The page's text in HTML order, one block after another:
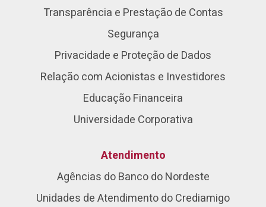
Transparência e Prestação de Contas
Segurança
Privacidade e Proteção de Dados
Relação com Acionistas e Investidores
Educação Financeira
Universidade Corporativa
Atendimento
Agências do Banco do Nordeste
Unidades de Atendimento do Crediamigo